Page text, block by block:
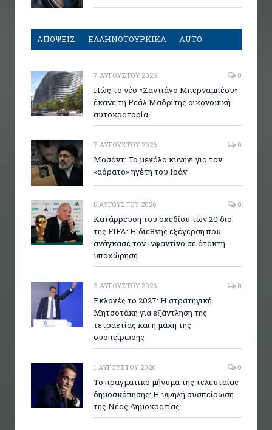
ΑΠΟΨΕΙΣ ΕΛΛΗΝΟΤΟΥΡΚΙΚΑ AUTO
7 ΑΥΓΟΎΣΤΟΥ 2026 0
Πώς το νέο «Σαντιάγο Μπερναμπέου»
έκανε τη Ρεάλ Μαδρίτης οικονομική
αυτοκρατορία
7 ΑΥΓΟΎΣΤΟΥ 2026 0
Μοσάντ: Το μεγάλο κυνήγι για τον
«αόρατο» ηγέτη του Ιράν
6 ΑΥΓΟΎΣΤΟΥ 2026 0
Κατάρρευση του σχεδίου των 20 δισ.
της FIFA: Η διεθνής εξέγερση που
ανάγκασε τον Ινφαντίνο σε άτακτη
υποχώρηση
3 ΑΥΓΟΎΣΤΟΥ 2026 0
Εκλογές το 2027: Η στρατηγική
Μητσοτάκη για εξάντληση της
τετραετίας και η μάχη της
συσπείρωσης
1 ΑΥΓΟΎΣΤΟΥ 2026 0
Το πραγματικό μήνυμα της τελευταίας
δημοσκόπησης: Η υψηλή συσπείρωση
της Νέας Δημοκρατίας